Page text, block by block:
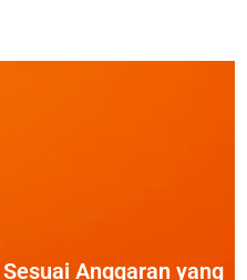
Anggaran yang